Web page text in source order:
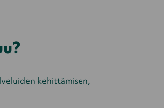
kehittämisen,